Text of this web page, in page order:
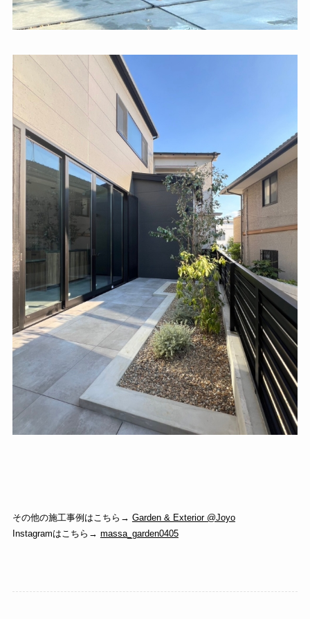
その他の施工事例はこちら→ Garden & Exterior @Joyo
Instagramはこちら→ massa_garden0405